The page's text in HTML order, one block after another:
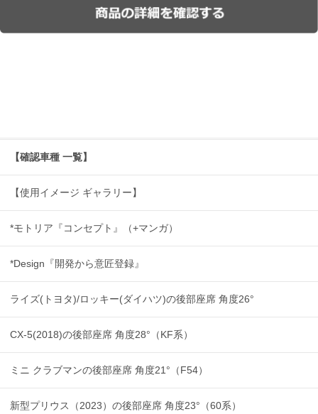
【確認車種 一覧】
【使用イメージ ギャラリー】
*モトリア『コンセプト』（+マンガ）
*Design『開発から意匠登録』
ライズ(トヨタ)/ロッキー(ダイハツ)の後部座席 角度26°
CX-5(2018)の後部座席 角度28°（KF系）
ミニ クラブマンの後部座席 角度21°（F54）
新型プリウス（2023）の後部座席 角度23°（60系）